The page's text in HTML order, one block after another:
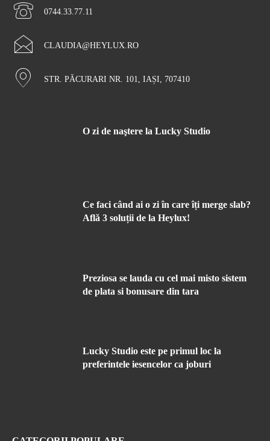
0744.33.77.11
CLAUDIA@HEYLUX.RO
STR. PĂCURARI NR. 101, IAȘI, 707410
O zi de naştere la Lucky Studio
Ce faci când ai o zi în care îți merge slab?
Află 3 soluții de la Heylux!
Preziosa se lauda cu cel mai misto sistem
de plata si bonusare din tara
Lucky Studio este pe primul loc la
preferintele iesencelor ca joburi